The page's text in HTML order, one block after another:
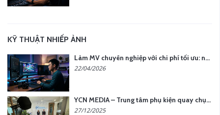
KỸ THUẬT NHIẾP ẢNH
Làm MV chuyên nghiệp với chi phí tối ưu: nên chọn quay thực tế hay video AI?
22/04/2026
YCN MEDIA – Trung tâm phụ kiện quay chụp tại Hà Nội
27/12/2025